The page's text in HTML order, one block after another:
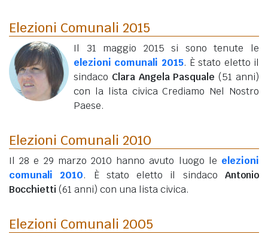
Elezioni Comunali 2015
Il 31 maggio 2015 si sono tenute le
elezioni comunali 2015. È stato eletto il
sindaco Clara Angela Pasquale (51 anni)
con la lista civica Crediamo Nel Nostro
Paese.
Elezioni Comunali 2010
Il 28 e 29 marzo 2010 hanno avuto luogo le elezioni
comunali 2010. È stato eletto il sindacoAntonio
Bocchietti (61 anni) con una lista civica.
Elezioni Comunali 2005